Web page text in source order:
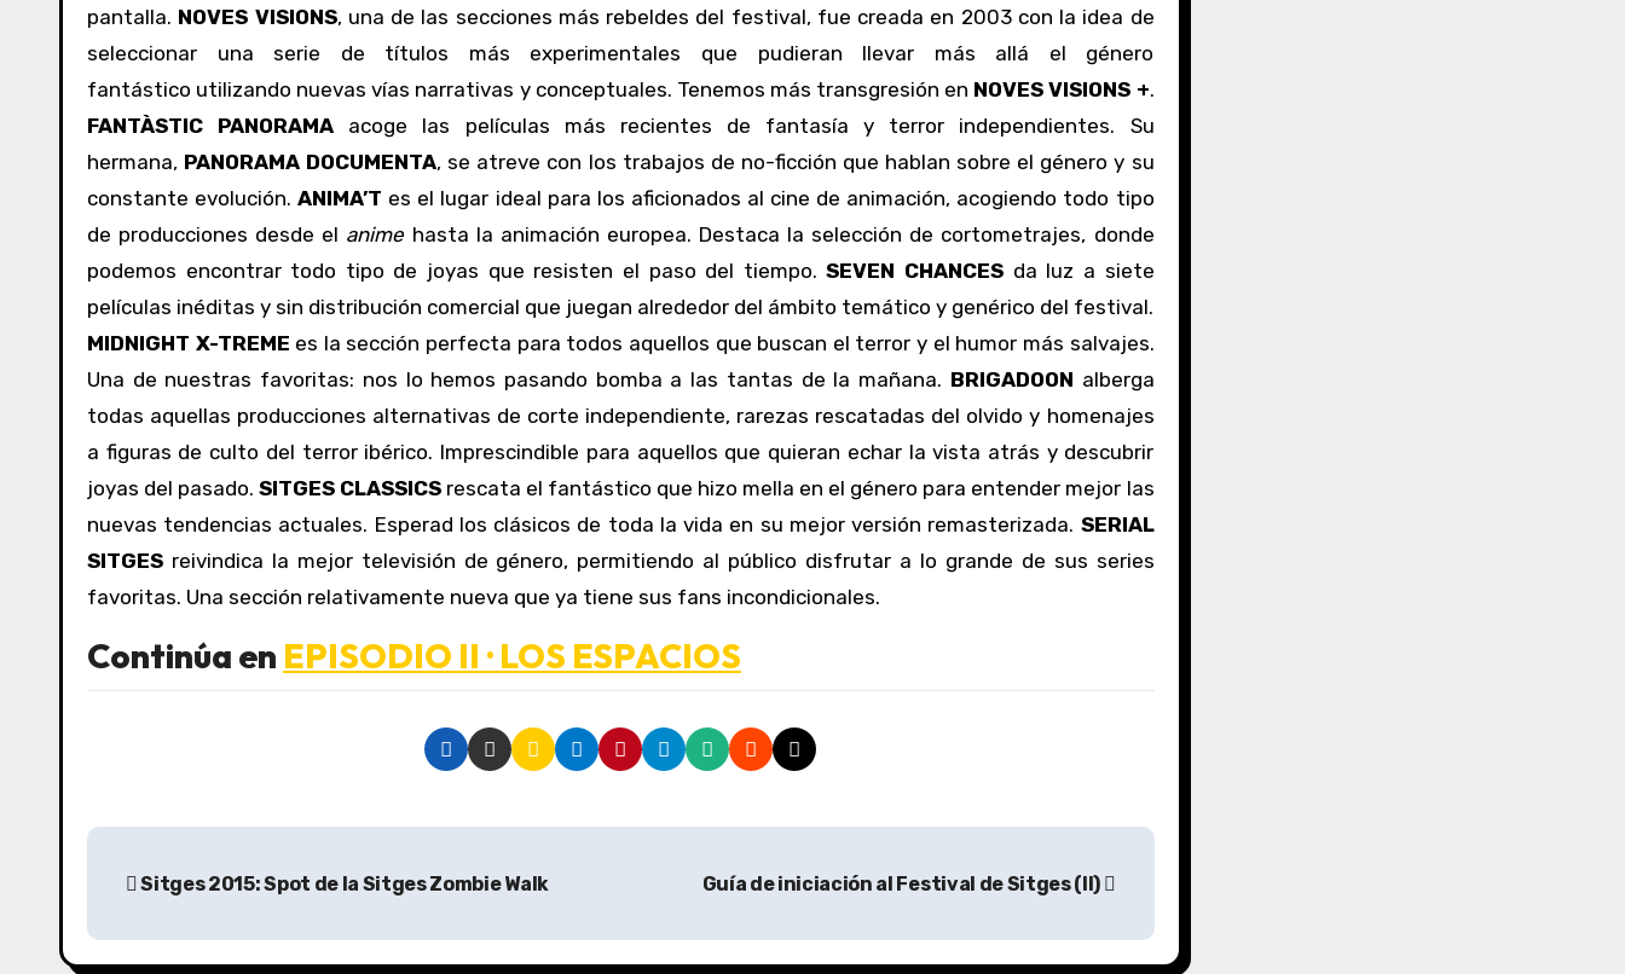
pantalla. NOVES VISIONS, una de las secciones más rebeldes del festival, fue creada en 2003 con la idea de
seleccionar una serie de títulos más experimentales que pudieran llevar más allá el género
fantástico utilizando nuevas vías narrativas y conceptuales. Tenemos más transgresión en NOVES VISIONS +.
FANTÀSTIC PANORAMA acoge las películas más recientes de fantasía y terror independientes. Su
hermana, PANORAMA DOCUMENTA, se atreve con los trabajos de no-ficción que hablan sobre el género y su
constante evolución.ANIMA’T es el lugar ideal para los aficionados al cine de animación, acogiendo todo tipo
de producciones desde el anime hasta la animación europea. Destaca la selección de cortometrajes, donde
podemos encontrar todo tipo de joyas que resisten el paso del tiempo.SEVEN CHANCES da luz a siete
películas inéditas y sin distribución comercial que juegan alrededor del ámbito temático y genérico del festival.
MIDNIGHT X-TREME es la sección perfecta para todos aquellos que buscan el terror y el humor más salvajes.
Una de nuestras favoritas: nos lo hemos pasando bomba a las tantas de la mañana. BRIGADOON alberga
todas aquellas producciones alternativas de corte independiente, rarezas rescatadas del olvido y homenajes
a figuras de culto del terror ibérico. Imprescindible para aquellos que quieran echar la vista atrás y descubrir
joyas del pasado.SITGES CLASSICS rescata el fantástico que hizo mella en el género para entender mejor las
nuevas tendencias actuales. Esperad los clásicos de toda la vida en su mejor versión remasterizada. SERIAL
SITGES reivindica la mejor televisión de género, permitiendo al público disfrutar a lo grande de sus series
favoritas. Una sección relativamente nueva que ya tiene sus fans incondicionales.
Continúa en EPISODIO II · LOS ESPACIOS
N
v
Sitges 2015: Spot de la Sitges Zombie Walk Guía de iniciación al Festival de Sitges (II)